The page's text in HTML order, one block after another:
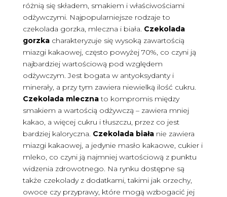
różnią się składem, smakiem i właściwościami
odżywczymi. Najpopularniejsze rodzaje to
czekolada gorzka, mleczna i biała. Czekolada
gorzkacharakteryzuje się wysoką zawartością
miazgi kakaowej, często powyżej 70%, co czyni ją
najbardziej wartościową pod względem
odżywczym. Jest bogata w antyoksydanty i
minerały, a przy tym zawiera niewielką ilość cukru.
Czekolada mlecznato kompromis między
smakiem a wartością odżywczą – zawiera mniej
kakao, a więcej cukru i tłuszczu, przez co jest
bardziej kaloryczna. Czekolada białanie zawiera
miazgi kakaowej, a jedynie masło kakaowe, cukier i
mleko, co czyni ją najmniej wartościową z punktu
widzenia zdrowotnego. Na rynku dostępne są
także czekolady z dodatkami, takimi jak orzechy,
owoce czy przyprawy, które mogą wzbogacić jej